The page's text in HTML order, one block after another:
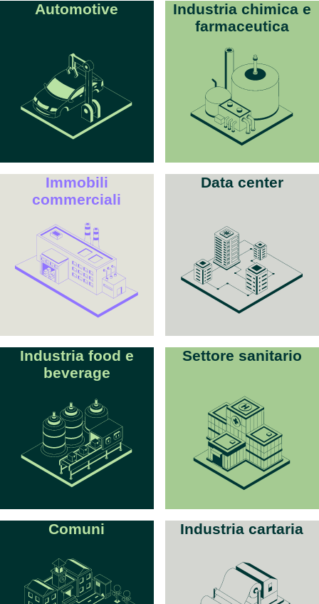
Automotive
Industria chimica e
farmaceutica
Immobili
commerciali
Data center
Industria food e
beverage
Settore sanitario
Comuni Industria cartaria